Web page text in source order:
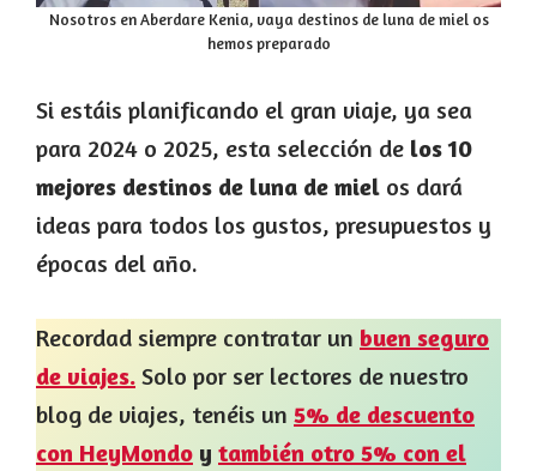
Nosotros en Aberdare Kenia, vaya destinos de luna de miel os
hemos preparado
Si estáis planificando el gran viaje, ya sea
para 2024 o 2025, esta selección de los 10
mejores destinos de luna de miel os dará
ideas para todos los gustos, presupuestos y
épocas del año.
Recordad siempre contratar un buen seguro
de viajes. Solo por ser lectores de nuestro
blog de viajes, tenéis un 5% de descuento
con HeyMondo y también otro 5% con el